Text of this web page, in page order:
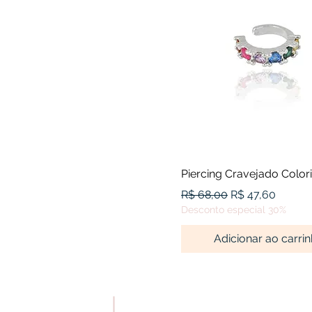
Visualização
Piercing Cravejado
Preço normal
R$ 68,00 Preço
R$ 47,60
Desconto especial 30%
Adicionar ao